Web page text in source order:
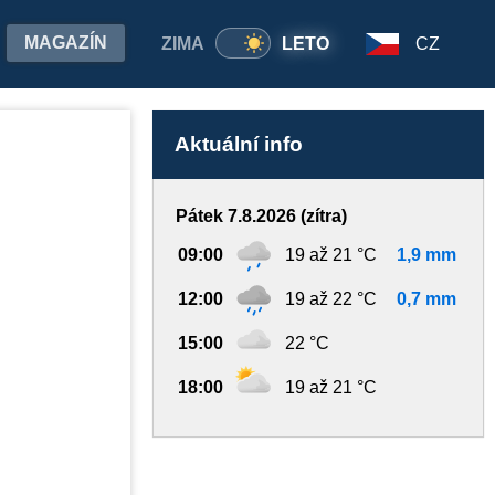
ZIMA LETO
MAGAZÍN CZ
Aktuální info
Pátek 7.8.2026 (zítra)
09:00 19 až 21 °C 1,9 mm
12:00 19 až 22 °C 0,7 mm
15:00 22 °C
18:00 19 až 21 °C